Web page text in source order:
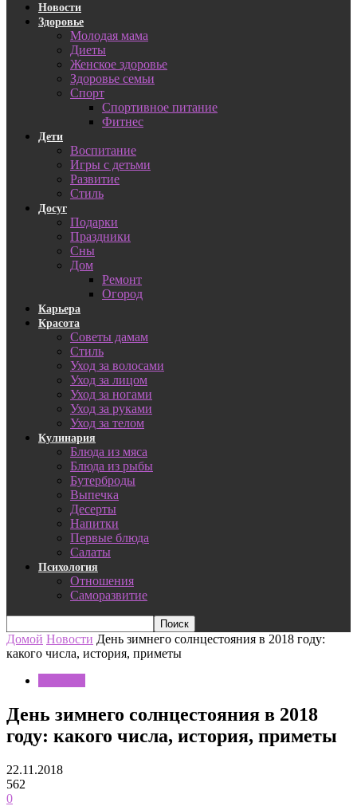
Новости
Здоровье
Молодая мама
Диеты
Женское здоровье
Здоровье семьи
Спорт
Спортивное питание
Фитнес
Дети
Воспитание
Игры с детьми
Развитие
Стиль
Досуг
Подарки
Праздники
Сны
Дом
Ремонт
Огород
Карьера
Красота
Советы дамам
Стиль
Уход за волосами
Уход за лицом
Уход за ногами
Уход за руками
Уход за телом
Кулинария
Блюда из мяса
Блюда из рыбы
Бутерброды
Выпечка
Десерты
Напитки
Первые блюда
Салаты
Психология
Отношения
Саморазвитие
Домой Новости День зимнего солнцестояния в 2018 году:
какого числа, история, приметы
День зимнего солнцестояния в 2018
году: какого числа, история, приметы
22.11.2018
562
0